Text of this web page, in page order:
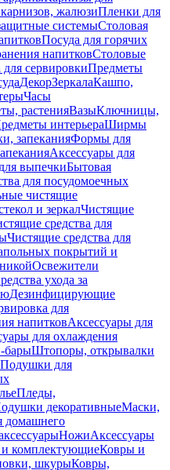
жалюзиПленки для
системыСтоловая
Посуда для горячих
напитковСтоловые
сервировкиПредметы
ДекорЗеркалаКашпо,
Часы
растенияВазыКлючницы,
интерьераШирмы
запеканияФормы для
Аксессуары для
выпечкиБытовая
для посудомоечных
чистящие
и зеркалЧистящие
средства для
Чистящие средства для
покрытий и
Освежители
ухода за
Дезинфицирующие
для
напитковАксессуары для
для охлаждения
барыШтопоры, открывалки
Подушки для
Пледы,
декоративныеМаски,
домашнего
НожиАксессуары
комплектующиеКовры и
шкурыКовры,